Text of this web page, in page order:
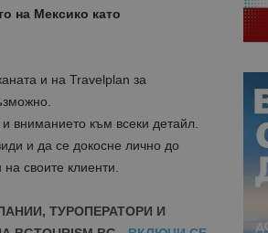
на Мексико като
и на Travelplan за
вниманието към всеки детайл.
и да се докосне лично до
своите клиенти.
ТУРОПЕРАТОРИ И